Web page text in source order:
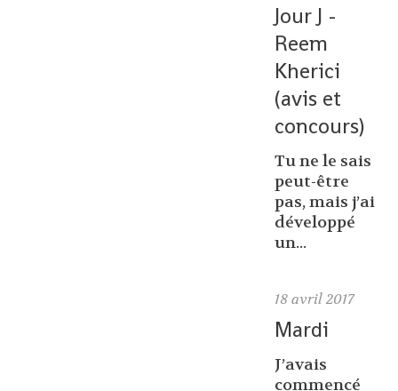
Jour J -
Reem
Kherici
(avis et
concours)
Tu ne le sais
peut-être
pas, mais j’ai
développé
un...
18 avril 2017
Mardi
J’avais
commencé